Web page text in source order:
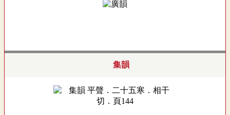
集韻